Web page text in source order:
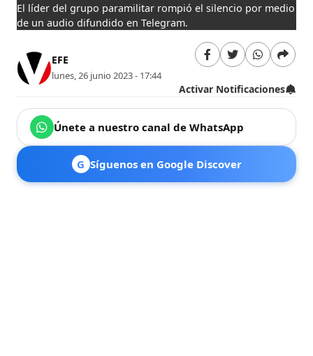
El líder del grupo paramilitar rompió el silencio por medio
de un audio difundido en Telegram.
EFE
lunes, 26 junio 2023 - 17:44
Activar Notificaciones
Únete a nuestro canal de WhatsApp
G Síguenos en Google Discover